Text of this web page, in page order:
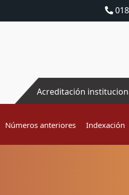
Acreditación
Números anteriores Indexación